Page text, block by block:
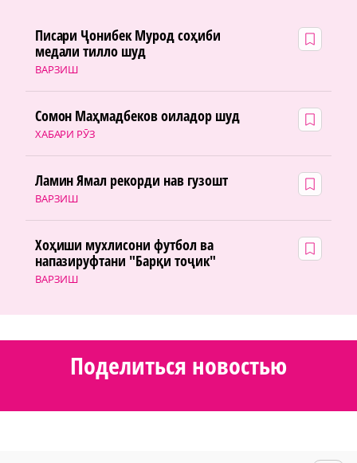
ВАРЗИШ
Писари Ҷонибек Мурод соҳиби
медали тилло шуд
ХАБАРИ РӮЗ
Сомон Маҳмадбеков оиладор шуд
ВАРЗИШ
Ламин Ямал рекорди нав гузошт
ВАРЗИШ
Хоҳиши мухлисони футбол ва
напазируфтани "Барқи тоҷик"
Поделиться новостью